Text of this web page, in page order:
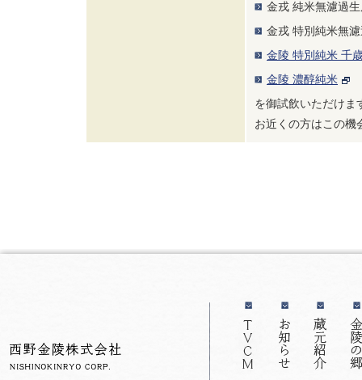
金戎 純米無濾過生
金戎 特別純米無
金陵 特別純米 千
金陵 濃醇純米
を御試飲いただけま
お近くの方はこの機